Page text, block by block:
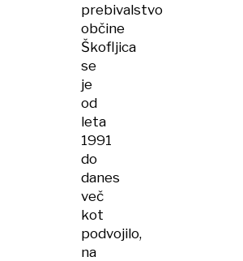
prebivalstvo
občine
Škofljica
se
je
od
leta
1991
do
danes
več
kot
podvojilo,
na